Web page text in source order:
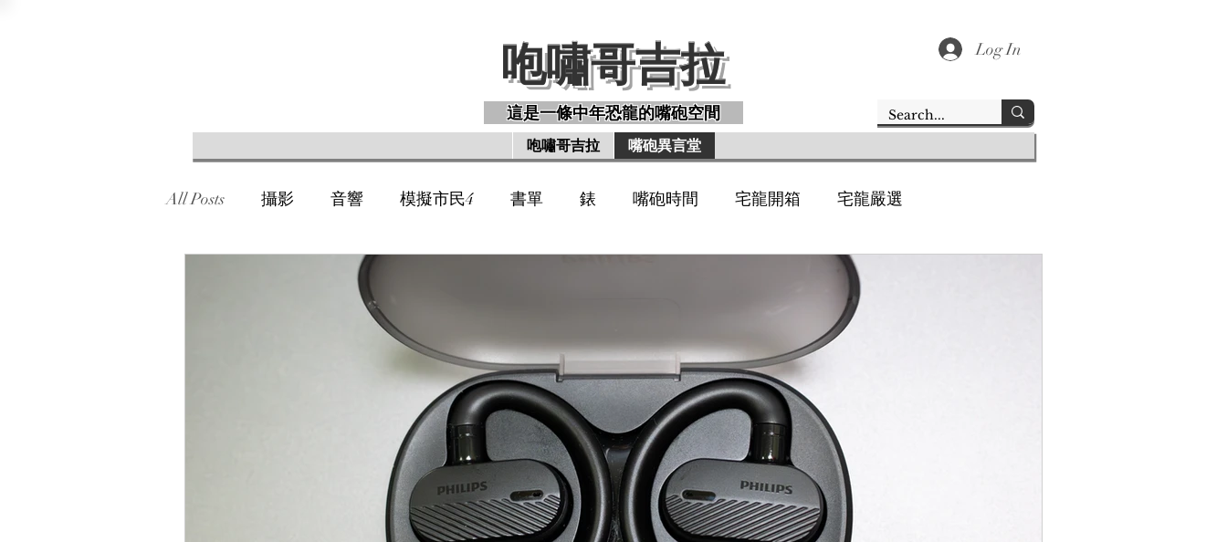
Log In
咆嘯哥吉拉 ​
咆嘯哥吉拉 ​
咆嘯哥吉拉 ​
這是一條中年恐龍的嘴砲空間
咆嘯哥吉拉 嘴砲異言堂
All Posts 攝影 音響 模擬市民4 書單 錶 嘴砲時間 宅龍開箱 宅龍嚴選